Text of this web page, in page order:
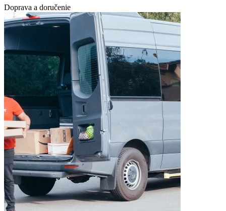
Doprava a doručenie